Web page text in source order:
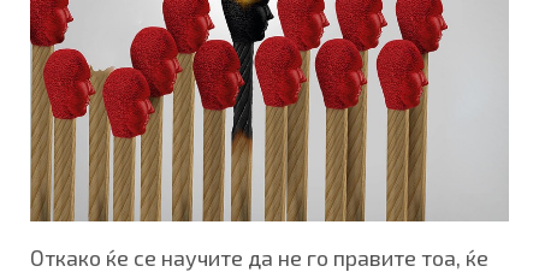
Откако ќе се научите да не го правите тоа, ќе